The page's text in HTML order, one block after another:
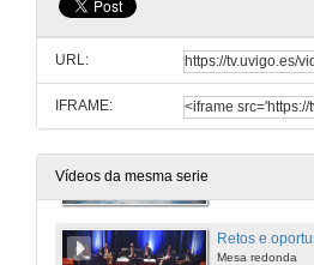
URL:
IFRAME:
Vídeos da mesma serie
DHV
29 de nov. de
Alén Space
Mesa redonda